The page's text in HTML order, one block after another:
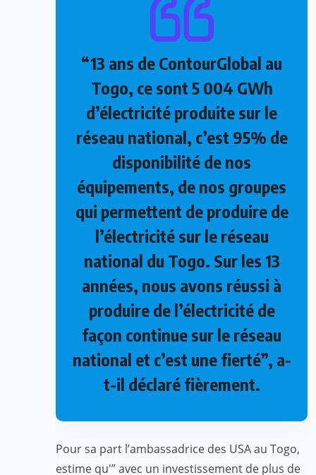
“13 ans de ContourGlobal au
Togo, ce sont 5 004 GWh
d’électricité produite sur le
réseau national, c’est 95% de
disponibilité de nos
équipements, de nos groupes
qui permettent de produire de
l’électricité sur le réseau
national du Togo. Sur les 13
années, nous avons réussi à
produire de l’électricité de
façon continue sur le réseau
national et c’est une fierté”, a-
t-il déclaré fièrement.
Pour sa part l’ambassadrice des USA au Togo,
estime qu'” avec un investissement de plus de